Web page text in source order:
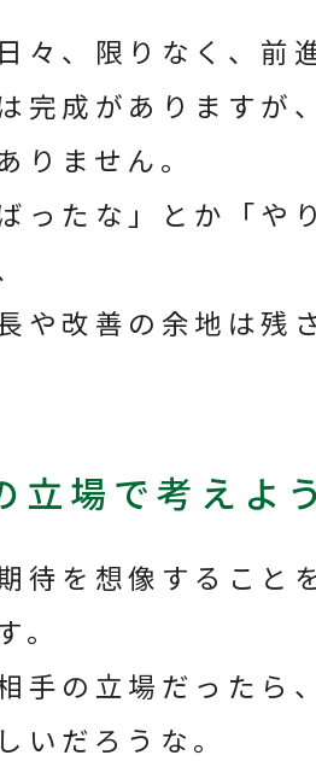
々、限りなく、前
完成がありますが
りません。
ばったな」とか「や
や改善の余地は残
立場で考えよ
待を想像すること
。
手の立場だったら
いだろうな。